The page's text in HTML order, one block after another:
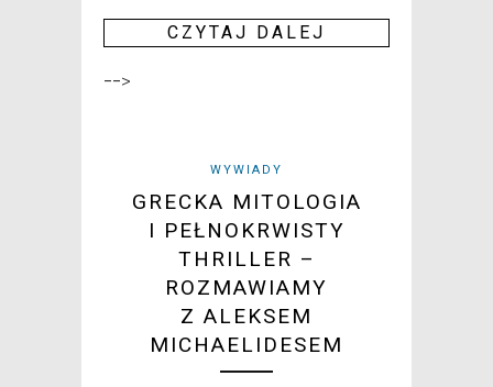
CZY­TAJ DALEJ
-->
WYWIADY
GRECKA MITOLOGIA
I PEŁNOKRWISTY
THRILLER –
ROZMAWIAMY
Z ALEKSEM
MICHAELIDESEM